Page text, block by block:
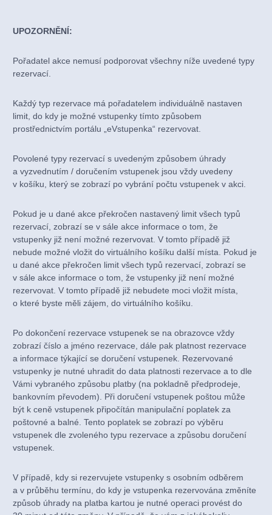
UPOZORNĚNÍ:
Pořadatel akce nemusí podporovat všechny níže uvedené typy
rezervací.
Každý typ rezervace má pořadatelem individuálně nastaven
limit, do kdy je možné vstupenky tímto způsobem
prostřednictvím portálu „eVstupenka“ rezervovat.
Povolené typy rezervací s uvedeným způsobem úhrady
a vyzvednutím / doručením vstupenek jsou vždy uvedeny
v košíku, který se zobrazí po vybrání počtu vstupenek v akci.
Pokud je u dané akce překročen nastavený limit všech typů
rezervací, zobrazí se v sále akce informace o tom, že
vstupenky již není možné rezervovat. V tomto případě již
nebude možné vložit do virtuálního košíku další místa. Pokud je
u dané akce překročen limit všech typů rezervací, zobrazí se
v sále akce informace o tom, že vstupenky již není možné
rezervovat. V tomto případě již nebudete moci vložit místa,
o které byste měli zájem, do virtuálního košíku.
Po dokončení rezervace vstupenek se na obrazovce vždy
zobrazí číslo a jméno rezervace, dále pak platnost rezervace
a informace týkající se doručení vstupenek. Rezervované
vstupenky je nutné uhradit do data platnosti rezervace a to dle
Vámi vybraného způsobu platby (na pokladně předprodeje,
bankovním převodem). Při doručení vstupenek poštou může
být k ceně vstupenek připočítán manipulační poplatek za
poštovné a balné. Tento poplatek se zobrazí po výběru
vstupenek dle zvoleného typu rezervace a způsobu doručení
vstupenek.
V případě, kdy si rezervujete vstupenky s osobním odběrem
a v průběhu termínu, do kdy je vstupenka rezervována změníte
způsob úhrady na platba kartou je nutné operaci provést do